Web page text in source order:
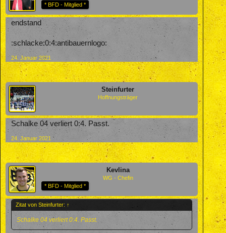
* BFD - Mitglied *
endstand
:schlacke:0:4:antibauernlogo:
24. Januar 2021
Steinfurter
Hoffnungsträger
Schalke 04 verliert 0:4. Passt.
24. Januar 2021
Kevlina
WG - Chefin
* BFD - Mitglied *
Zitat von Steinfurter: ↑
Schalke 04 verliert 0:4. Passt.